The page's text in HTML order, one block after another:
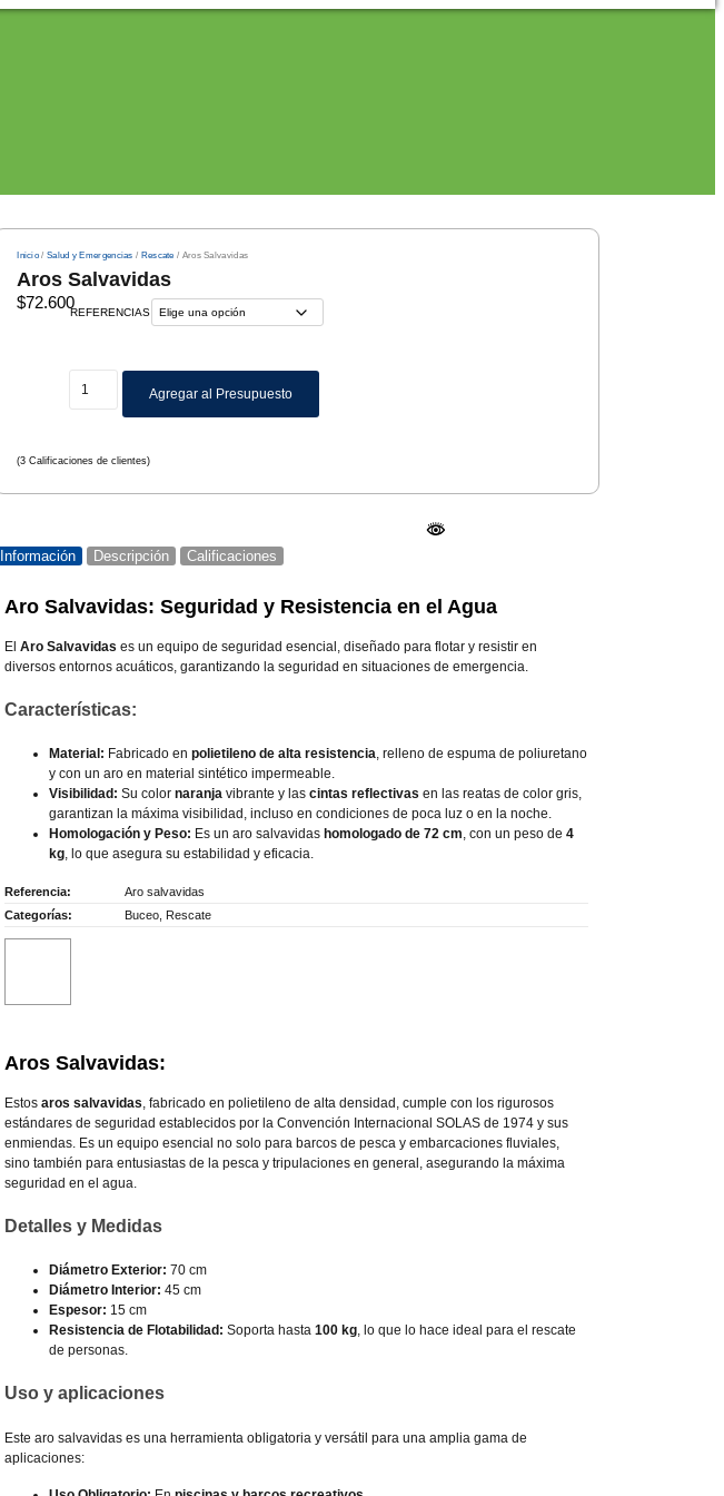
Inicio /Salud y Emergencias / Rescate / Aros Salvavidas
Aros Salvavidas
$72.600
REFERENCIAS
Agregar al Presupuesto
(3 Calificaciones de clientes)
Información Descripción Calificaciones
Aro Salvavidas: Seguridad y Resistencia en el Agua
ElAro Salvavidas es un equipo de seguridad esencial, diseñado para flotar y resistir en
diversos entornos acuáticos, garantizando la seguridad en situaciones de emergencia.
Características:
Material: Fabricado enpolietileno de alta resistencia, relleno de espuma de poliuretano
y con un aro en material sintético impermeable.
Visibilidad: Su colornaranja vibrante y lascintas reflectivas en las reatas de color gris,
garantizan la máxima visibilidad, incluso en condiciones de poca luz o en la noche.
Homologación y Peso: Es un aro salvavidas homologado de 72 cm, con un peso de4
kg, lo que asegura su estabilidad y eficacia.
Referencia:
Aro salvavidas
Categorías:
Buceo Rescate
Aros Salvavidas:
Estosaros salvavidas , fabricado en polietileno de alta densidad, cumple con los rigurosos
estándares de seguridad establecidos por la Convención Internacional SOLAS de 1974 y sus
enmiendas. Es un equipo esencial no solo para barcos de pesca y embarcaciones fluviales,
sino también para entusiastas de la pesca y tripulaciones en general, asegurando la máxima
seguridad en el agua.
Detalles y Medidas
Diámetro Exterior: 70 cm
Diámetro Interior: 45 cm
Espesor: 15 cm
Resistencia de Flotabilidad: Soporta hasta100 kg, lo que lo hace ideal para el rescate
de personas.
Uso y aplicaciones
Este aro salvavidas es una herramienta obligatoria y versátil para una amplia gama de
aplicaciones: